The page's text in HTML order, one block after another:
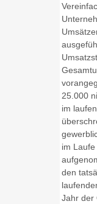
25.000
im
im
den
Jahr der